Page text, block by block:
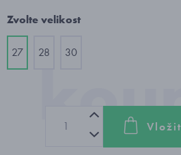
Zvolte velikost
27 28 30